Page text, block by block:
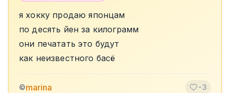
я хокку продаю японцам
по десять йен за килограмм
они печатать это будут
как неизвестного басё
©marina -3